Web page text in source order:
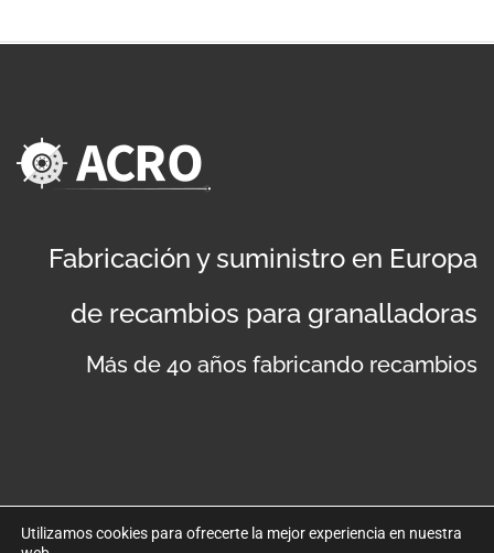
Fabricación y suministro en Europa
de recambios para granalladoras
Más de 40 años fabricando recambios
Utilizamos cookies para ofrecerte la mejor experiencia en nuestra